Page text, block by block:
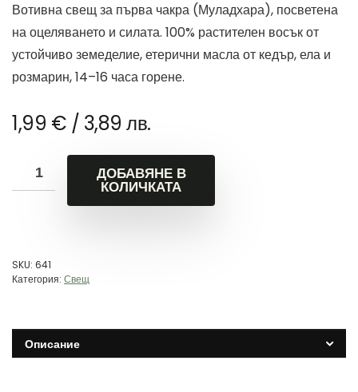
Вотивна свещ за първа чакра (Муладхара), посветена
на оцеляването и силата. 100% растителен восък от
устойчиво земеделие, етерични масла от кедър, ела и
розмарин, 14–16 часа горене.
1,99 € / 3,89 лв.
ДОБАВЯНЕ В
КОЛИЧКАТА
SKU: 641
Категория: Свещ
Описание